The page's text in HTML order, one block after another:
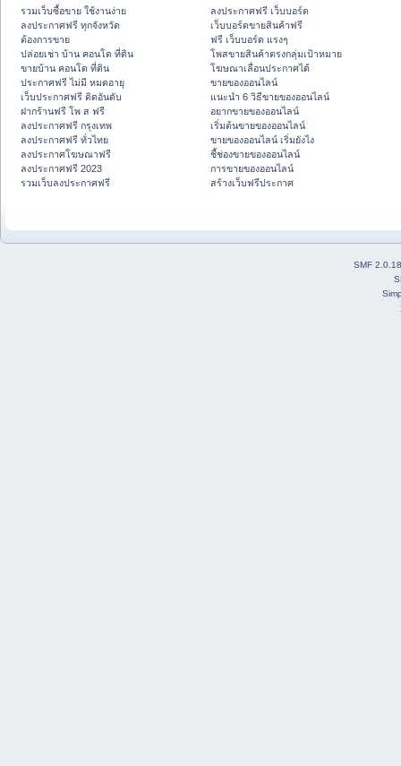
รวมเว็บซื้อขาย ใช้งานง่าย
ลงประกาศฟรี ทุกจังหวัด
ต้องการขาย
ปล่อยเช่า บ้าน คอนโด ที่ดิน
ขายบ้าน คอนโด ที่ดิน
ประกาศฟรี ไม่มี หมดอายุ
เว็บประกาศฟรี ติดอันดับ
ฝากร้านฟรี โพ ส ฟรี
ลงประกาศฟรี กรุงเทพ
ลงประกาศฟรี ทั่วไทย
ลงประกาศโฆษณาฟรี
ลงประกาศฟรี 2023
รวมเว็บลงประกาศฟรี
ลงประกาศฟรี เว็บบอร์ด
เว็บบอร์ดขายสินค้าฟรี
ฟรี เว็บบอร์ด แรงๆ
โพสขายสินค้าตรงกลุ่มเป้าหมาย
โฆษณาเลื่อนประกาศได้
ขายของออนไลน์
แนะนำ 6 วิธีขายของออนไลน์
อยากขายของออนไลน์
เริ่มต้นขายของออนไลน์
ขายของออนไลน์ เริ่มยังไง
ชี้ช่องขายของออนไลน์
การขายของออนไลน์
สร้างเว็บฟรีประกาศ
SMF 2.0.18